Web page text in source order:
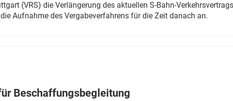
(VRS) die Verlängerung des aktuellen S-Bahn-
Aufnahme des Vergabeverfahrens für die Zeit danach an.
Beschaffungsbegleitung